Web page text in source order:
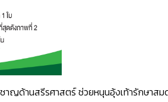
ญด้านสรีรศาสตร์ ช่วยหนุนอุ้งเท้ารักษา